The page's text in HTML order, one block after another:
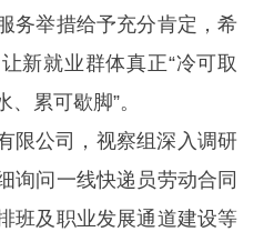
务举措给予充分肯定，希
新就业群体真正“冷可取
累可歇脚”。
限公司，视察组深入调研
询问一线快递员劳动合同
班及职业发展通道建设等